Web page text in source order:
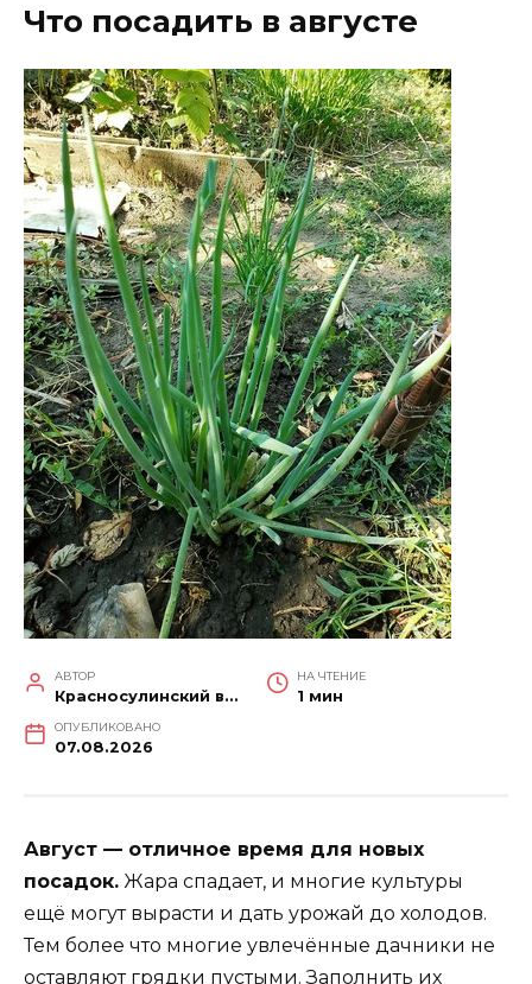
Что посадить в августе
АВТОР
Красносулинский вестник
НА ЧТЕНИЕ
1 мин
ОПУБЛИКОВАНО
07.08.2026
Август — отличное время для новых
посадок. Жара спадает, и многие культуры
ещё могут вырасти и дать урожай до холодов.
Тем более что многие увлечённые дачники не
оставляют грядки пустыми. Заполнить их